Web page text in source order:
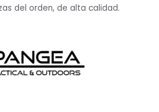
del orden, de alta calidad.